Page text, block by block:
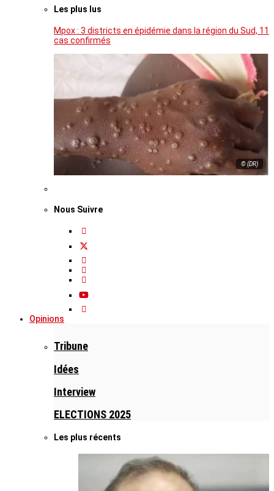
Les plus lus
Mpox : 3 districts en épidémie dans la région du Sud, 11
cas confirmés
© (DR)
Nous Suivre
Opinions
Tribune
Idées
Interview
ELECTIONS 2025
Les plus récents